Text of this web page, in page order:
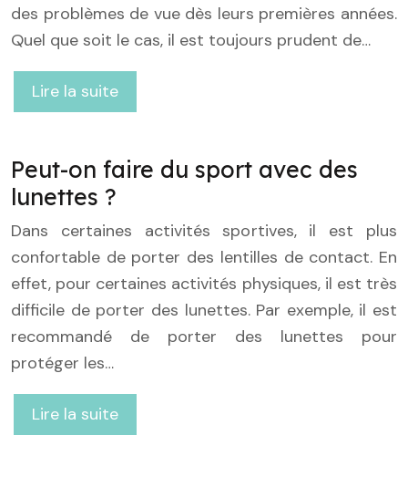
des problèmes de vue dès leurs premières années.
Quel que soit le cas, il est toujours prudent de…
Lire la suite
Peut-on faire du sport avec des
lunettes ?
Dans certaines activités sportives, il est plus
confortable de porter des lentilles de contact. En
effet, pour certaines activités physiques, il est très
difficile de porter des lunettes. Par exemple, il est
recommandé de porter des lunettes pour
protéger les…
Lire la suite